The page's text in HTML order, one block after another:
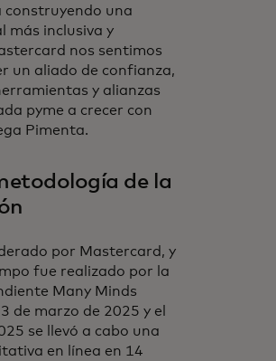
construyendo una
más inclusiva y
nos sentimos
un aliado de confianza,
y alianzas
pyme a crecer con
Pimenta.
de la
por Mastercard, y
fue realizado por la
Many Minds
de marzo de 2025 y el
se llevó a cabo una
en línea en 14